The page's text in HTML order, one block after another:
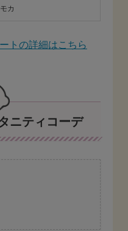
カ
トの詳細はこちら
ニティコーデ